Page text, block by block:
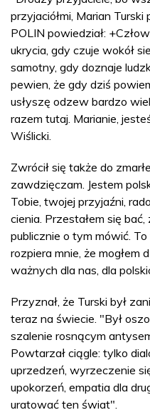
przyjaciółmi, Marian
POLIN powiedział:
ukrycia, gdy czuje wokół
samotny, gdy doznaje
pewien, że gdy dziś
usłyszę odzew bardzo
razem tutaj. Marianie,
Wiślicki.
Zwrócił się także do
zawdzięczam. Jestem
Tobie, twojej przyjaźni,
cienia. Przestałem się
publicznie o tym mówić.
rozpiera mnie, że mogłem
ważnych dla nas, dla
Przyznał, że Turski był
teraz na świecie. "Był
szalenie rosnącym
Powtarzał ciągle: tylko
uprzedzeń, wyrzeczenie
upokorzeń, empatia dla
uratować ten świat".